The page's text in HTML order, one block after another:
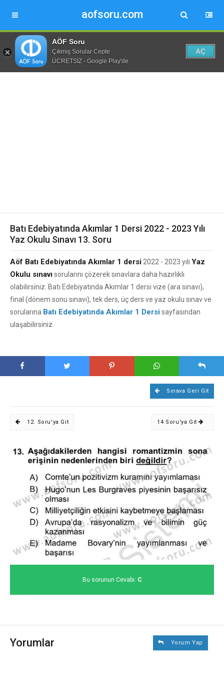
aofsoru.com
AÖF Soru
Çıkmış Sorular Cepte
ÜCRETSİZ - Google Play'de
AÇ
Batı Edebiyatında Akımlar 1 Dersi 2022 - 2023 Yılı
Yaz Okulu Sınavı 13. Soru
Aöf Batı Edebiyatında Akımlar 1 dersi 2022 - 2023 yılı Yaz
Okulu sınavısorularını çözerek sınavlara daha hazırlıklı
olabilirsiniz. Batı Edebiyatında Akımlar 1 dersi vize (ara sınavı),
final (dönem sonu sınavı), tek ders, üç ders ve yaz okulu sınav ve
sorularına Batı Edebiyatında Akımlar 1 Dersisayfasından
ulaşabilirsiniz.
Sınava Geri Git
12. Soru'ya Git 14 Soru'ya Git
Bu sorunun Cevabı: C
Yorumlar Yorum Yap